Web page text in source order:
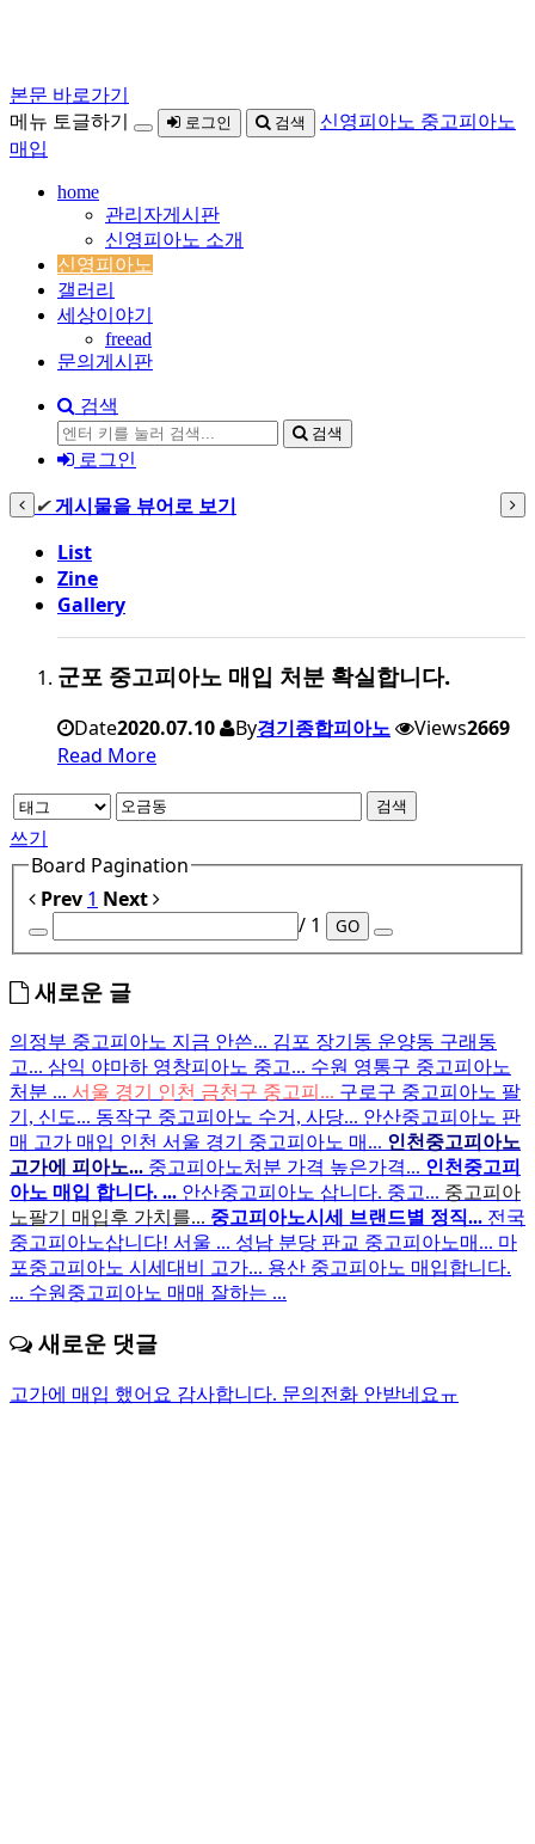
본문 바로가기
메뉴 토글하기
로그인 검색
신영피아노 중고피아노
매입
home
관리자게시판
신영피아노 소개
신영피아노
갤러리
세상이야기
freead
문의게시판
검색
검색
로그인
✔게시물을 뷰어로 보기
List
Zine
Gallery
군포 중고피아노 매입 처분 확실합니다.
Date2020.07.10 By경기종합피아노 Views2669
Read More
검색
쓰기
Board Pagination
Prev 1 Next
/ 1
GO
새로운 글
의정부 중고피아노 지금 안쓴... 김포 장기동 운양동 구래동
고... 삼익 야마하 영창피아노 중고... 수원 영통구 중고피아노
처분 ... 서울 경기 인천 금천구 중고피... 구로구 중고피아노 팔
기, 신도... 동작구 중고피아노 수거, 사당... 안산중고피아노 판
매 고가 매입 인천 서울 경기 중고피아노 매... 인천중고피아노
고가에 피아노... 중고피아노처분 가격 높은가격... 인천중고피
아노 매입 합니다. ... 안산중고피아노 삽니다. 중고... 중고피아
노팔기 매입후 가치를... 중고피아노시세 브랜드별 정직... 전국
중고피아노삽니다! 서울 ... 성남 분당 판교 중고피아노매... 마
포중고피아노 시세대비 고가... 용산 중고피아노 매입합니다.
... 수원중고피아노 매매 잘하는 ...
새로운 댓글
고가에 매입 했어요 감사합니다. 문의전화 안받네요ㅠ